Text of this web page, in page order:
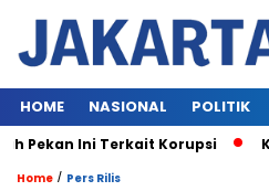
HOME NASIONAL POLITIK
Ini Terkait Korupsi
Home / Pers Rilis